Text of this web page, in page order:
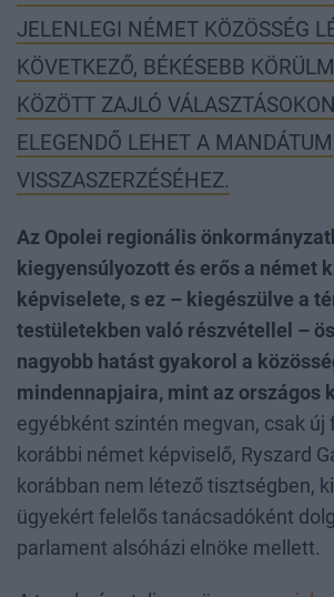
JELENLEGI NÉMET KÖZÖSSÉG
KÖVETKEZŐ, BÉKÉSEBB
KÖZÖTT ZAJLÓ
ELEGENDŐ LEHET A MANDÁTUM
VISSZASZERZÉSÉHEZ.
Az Opolei regionális
kiegyensúlyozott és erős a német
képviselete, s ez – kiegészülve a
testületekben való részvétellel –
nagyobb hatást gyakorol a
mindennapjaira, mint az országos
egyébként szintén megvan, csak új
korábbi német képviselő, Ryszard
korábban nem létező tisztségben,
ügyekért felelős tanácsadóként
parlament alsóházi elnöke mellett.